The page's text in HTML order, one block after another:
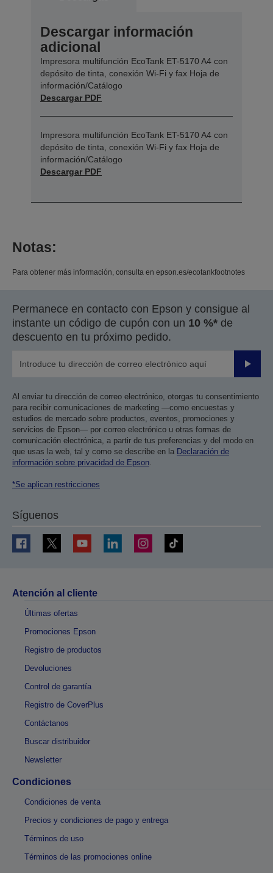
Descargar información
adicional
Impresora multifunción EcoTank ET-5170 A4 con
depósito de tinta, conexión Wi-Fi y fax Hoja de
información/Catálogo
Descargar PDF
Impresora multifunción EcoTank ET-5170 A4 con
depósito de tinta, conexión Wi-Fi y fax Hoja de
información/Catálogo
Descargar PDF
Notas:
Para obtener más información, consulta en epson.es/ecotankfootnotes
Permanece en contacto con Epson y consigue al
instante un código de cupón con un 10 %* de
descuento en tu próximo pedido.
Enviar
Al enviar tu dirección de correo electrónico, otorgas tu consentimiento
para recibir comunicaciones de marketing —como encuestas y
estudios de mercado sobre productos, eventos, promociones y
servicios de Epson— por correo electrónico u otras formas de
comunicación electrónica, a partir de tus preferencias y del modo en
que usas la web, tal y como se describe en la Declaración de
información sobre privacidad de Epson.
*Se aplican restricciones
Síguenos
Atención al cliente
Últimas ofertas
Promociones Epson
Registro de productos
Devoluciones
Control de garantía
Registro de CoverPlus
Contáctanos
Buscar distribuidor
Newsletter
Condiciones
Condiciones de venta
Precios y condiciones de pago y entrega
Términos de uso
Términos de las promociones online